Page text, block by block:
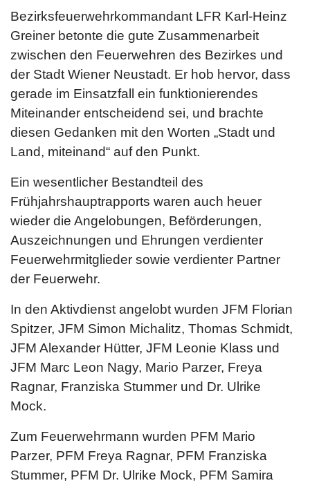
Bezirksfeuerwehrkommandant LFR Karl-Heinz
Greiner betonte die gute Zusammenarbeit
zwischen den Feuerwehren des Bezirkes und
der Stadt Wiener Neustadt. Er hob hervor, dass
gerade im Einsatzfall ein funktionierendes
Miteinander entscheidend sei, und brachte
diesen Gedanken mit den Worten „Stadt und
Land, miteinand“ auf den Punkt.
Ein wesentlicher Bestandteil des
Frühjahrshauptrapports waren auch heuer
wieder die Angelobungen, Beförderungen,
Auszeichnungen und Ehrungen verdienter
Feuerwehrmitglieder sowie verdienter Partner
der Feuerwehr.
In den Aktivdienst angelobt wurden JFM Florian
Spitzer, JFM Simon Michalitz, Thomas Schmidt,
JFM Alexander Hütter, JFM Leonie Klass und
JFM Marc Leon Nagy, Mario Parzer, Freya
Ragnar, Franziska Stummer und Dr. Ulrike
Mock.
Zum Feuerwehrmann wurden PFM Mario
Parzer, PFM Freya Ragnar, PFM Franziska
Stummer, PFM Dr. Ulrike Mock, PFM Samira